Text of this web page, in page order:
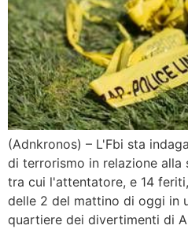
(Adnkronos) – L'Fbi sta
di terrorismo in relazione
tra cui l'attentatore, e 14
delle 2 del mattino di oggi in
quartiere dei divertimenti di